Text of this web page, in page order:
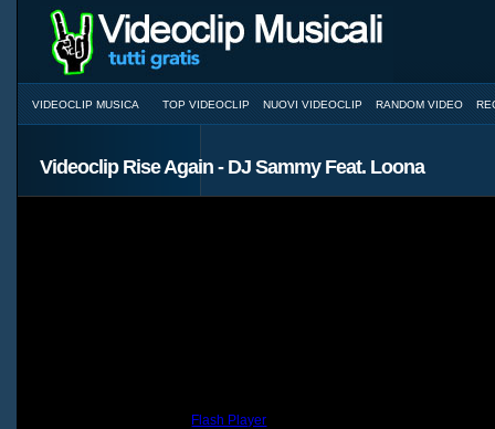
VIDEOCLIP MUSICA TOP VIDEOCLIP NUOVI VIDEOCLIP RANDOM VIDEO
Videoclip Rise Again - DJ Sammy Feat. Loona
Flash Player